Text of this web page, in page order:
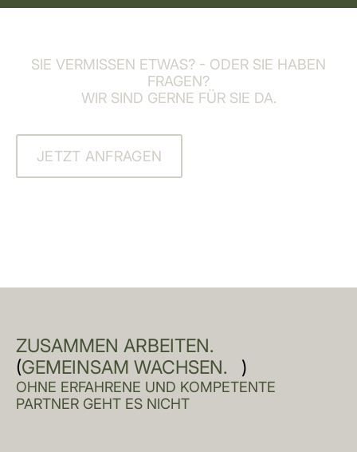
SIE VERMISSEN ETWAS? - ODER SIE HABEN
FRAGEN?
WIR SIND GERNE FÜR SIE DA.
JETZT ANFRAGEN
ZUSAMMEN ARBEITEN.
(GEMEINSAM WACHSEN. )
OHNE ERFAHRENE UND KOMPETENTE
PARTNER GEHT ES NICHT